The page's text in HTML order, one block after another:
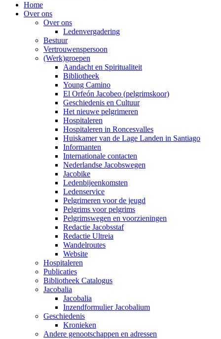
Home
Over ons
Over ons
Ledenvergadering
Bestuur
Vertrouwenspersoon
(Werk)groepen
Aandacht en Spiritualiteit
Bibliotheek
Young Camino
El Orfeón Jacobeo (pelgrimskoor)
Geschiedenis en Cultuur
Het nieuwe pelgrimeren
Hospitaleren
Hospitaleren in Roncesvalles
Huiskamer van de Lage Landen in Santiago
Informanten
Internationale contacten
Nederlandse Jacobswegen
Jacobike
Ledenbijeenkomsten
Ledenservice
Pelgrimeren voor de jeugd
Pelgrims voor pelgrims
Pelgrimswegen en voorzieningen
Redactie Jacobsstaf
Redactie Ultreia
Wandelroutes
Website
Hospitaleren
Publicaties
Bibliotheek Catalogus
Jacobalia
Jacobalia
Inzendformulier Jacobalium
Geschiedenis
Kronieken
Andere genootschappen en adressen